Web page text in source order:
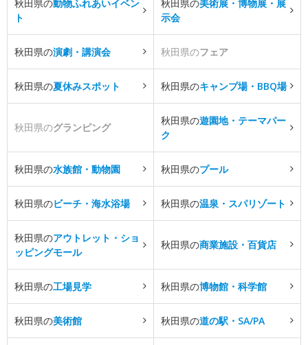
秋田県の動物ふれあいイベン
ト
秋田県の美術展・博物展・展
示会
秋田県の演劇・講演会 秋田県のフェア
秋田県の夏休みスポット 秋田県のキャンプ場・BBQ場
秋田県のグランピング
秋田県の遊園地・テーマパー
ク
秋田県の水族館・動物園 秋田県のプール
秋田県のビーチ・海水浴場 秋田県の温泉・スパリゾート
秋田県のアウトレット・ショ
ッピングモール
秋田県の商業施設・百貨店
秋田県の工場見学 秋田県の博物館・科学館
秋田県の美術館 秋田県の道の駅・SA/PA